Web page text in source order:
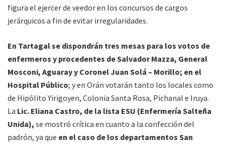
figura el ejercer de veedor en los concursos de cargos
jerárquicos a fin de evitar irregularidades.
En Tartagal se dispondrán tres mesas para los votos de
enfermeros y procedentes de Salvador Mazza, General
Mosconi, Aguaray y Coronel Juan Solá – Morillo; en el
Hospital Público; y en Orán votarán tanto los locales como
de Hipólito Yirigoyen, Colonia Santa Rosa, Pichanal e Iruya.
La Lic. Eliana Castro, de la lista ESU (Enfermería Salteña
Unida), se mostró crítica en cuanto a la confección del
padrón, ya que en el caso de los departamentos San